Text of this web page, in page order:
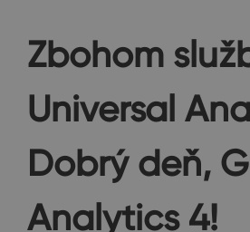
Zbohom
Universal
Dobrý deň,
Analytics 4!